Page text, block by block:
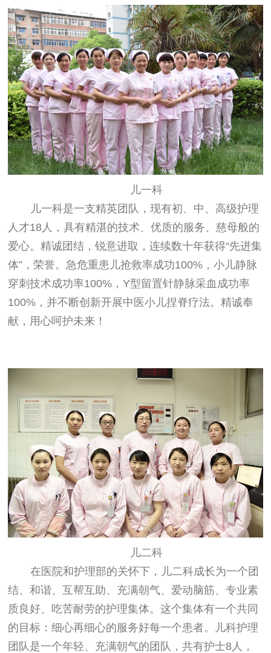
儿一科
儿一科是一支精英团队，现有初、中、高级护理
人才18 人，具有精湛的技术、优质的服务、慈母般的
爱心。精诚团结，锐意进取，连续数十年获得“先进集
体”，荣誉。急危重患儿抢救率成功100% ，小儿静脉
穿刺技术成功率100% ，Y型留置针静脉采血成功率
100% ，并不断创新开展中医小儿捏脊疗法。精诚奉
献，用心呵护未来！
儿二科
在医院和护理部的关怀下，儿二科成长为一个团
结、和谐、互帮互助、充满朝气、爱动脑筋、专业素
质良好、吃苦耐劳的护理集体。这个集体有一个共同
的目标：细心再细心的服务好每一个患者。儿科护理
团队是一个年轻、充满朝气的团队，共有护士8人，